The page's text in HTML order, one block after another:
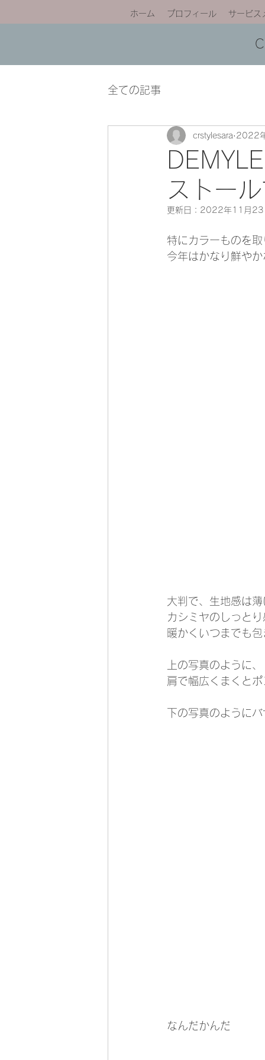
ホーム プロフィール サービス
全ての記事
ストー
crstylesara 2022
更新日： 2022年11月23
特にカラーものを
今年はかなり鮮や
大判で、生地感は
カシミヤのしっと
暖かくいつまでも
上の写真のように、
肩で幅広くまくと
下の写真のように
なんだかんだ